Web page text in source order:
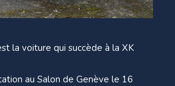
la voiture qui succède à la XK
au Salon de Genève le 16